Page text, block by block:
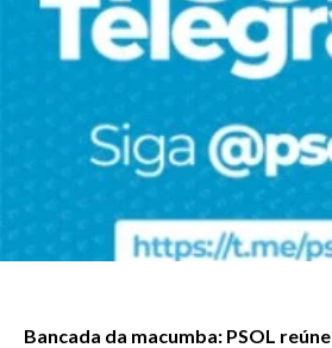
Bancada da macumba: PSOL reúne